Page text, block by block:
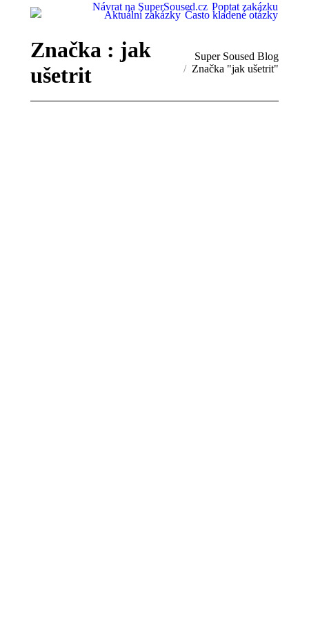
Návrat na SuperSoused.cz Poptat zakázku
Aktuální zakázky Často kladené otázky
Značka : jak
ušetrit
You are here:Super Soused Blog
Značka "jak ušetrit"